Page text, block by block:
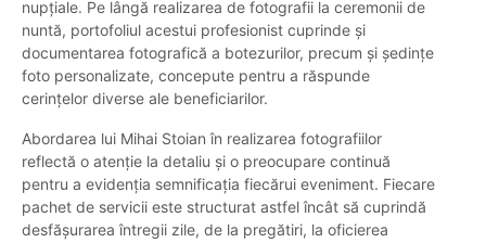
nupțiale. Pe lângă realizarea de fotografii la ceremonii de
nuntă, portofoliul acestui profesionist cuprinde și
documentarea fotografică a botezurilor, precum și ședințe
foto personalizate, concepute pentru a răspunde
cerințelor diverse ale beneficiarilor.
Abordarea lui Mihai Stoian în realizarea fotografiilor
reflectă o atenție la detaliu și o preocupare continuă
pentru a evidenția semnificația fiecărui eveniment. Fiecare
pachet de servicii este structurat astfel încât să cuprindă
desfășurarea întregii zile, de la pregătiri, la oficierea